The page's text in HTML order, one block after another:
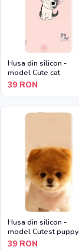
Husa din silicon -
model Cute cat
39 RON
Husa din silicon -
model Cutest puppy
dog
39 RON